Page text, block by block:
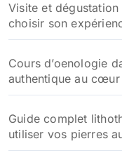
Visite et
choisir son
Cours d’oenologie
authentique au
Guide complet
utiliser vos pierres